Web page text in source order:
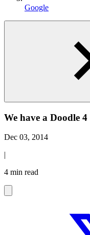
Google
We have a Doodle
Dec 03, 2014
|
4 min read